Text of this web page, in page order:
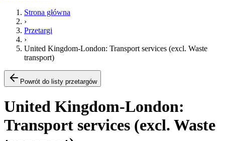
Strona główna
›
Przetargi
›
United Kingdom-London: Transport services (excl. Waste
transport)
Powrót do listy przetargów
United Kingdom-London:
Transport services (excl. Waste